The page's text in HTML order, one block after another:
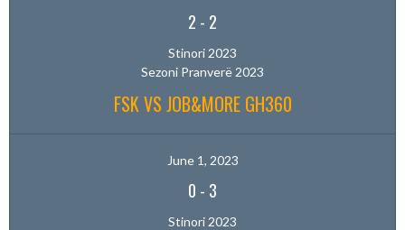
2 - 2
Stinori 2023
Sezoni Pranverë 2023
FSK VS JOB&MORE GH360
June 1, 2023
0 - 3
Stinori 2023